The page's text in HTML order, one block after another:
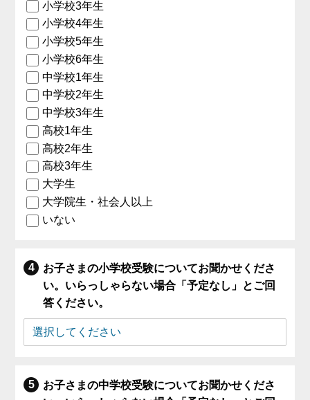
小学校3年生
小学校4年生
小学校5年生
小学校6年生
中学校1年生
中学校2年生
中学校3年生
高校1年生
高校2年生
高校3年生
大学生
大学院生・社会人以上
いない
お子さまの小学校受験についてお聞かせくださ
い。いらっしゃらない場合「予定なし」とご回
答ください。
お子さまの中学校受験についてお聞かせくださ